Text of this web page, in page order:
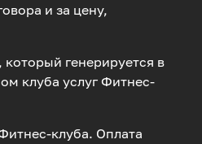
и за цену,
генерируется в
клуба услуг Фитнес-
клуба. Оплата